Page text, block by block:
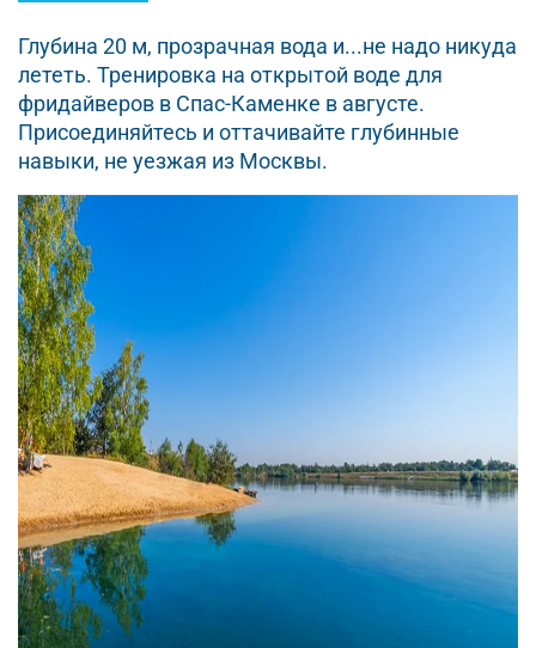
Глубина 20 м, прозрачная вода и...не надо никуда
лететь. Тренировка на открытой воде для
фридайверов в Спас-Каменке в августе.
Присоединяйтесь и оттачивайте глубинные
навыки, не уезжая из Москвы.